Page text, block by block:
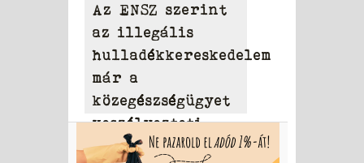
Az ENSZ szerint
az illegális
hulladékkereskedelem
már a
közegészségügyet
veszélyezteti